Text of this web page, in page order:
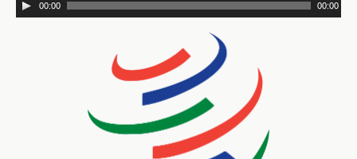
00:00 00:00